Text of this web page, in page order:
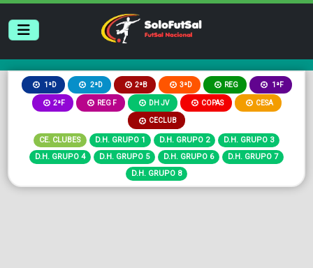
1ªD 2ªD 2ªB 3ªD REG 1ªF
2ªF REG F DH JV COPAS CESA
CECLUB
CE. CLUBES D.H. GRUPO 1 D.H. GRUPO 2
D.H. GRUPO 3
D.H. GRUPO 4
D.H. GRUPO 5 D.H. GRUPO 6
D.H. GRUPO 7
D.H. GRUPO 8